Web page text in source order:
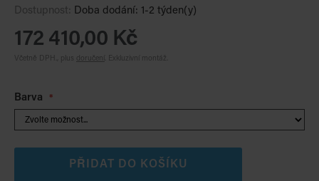
Dostupnost: Doba dodání: 1-2 týden(y)
172 410,00 Kč
Včetně DPH., plus doručení Exkluzivní montáž.
Barva
PŘIDAT DO KOŠÍKU